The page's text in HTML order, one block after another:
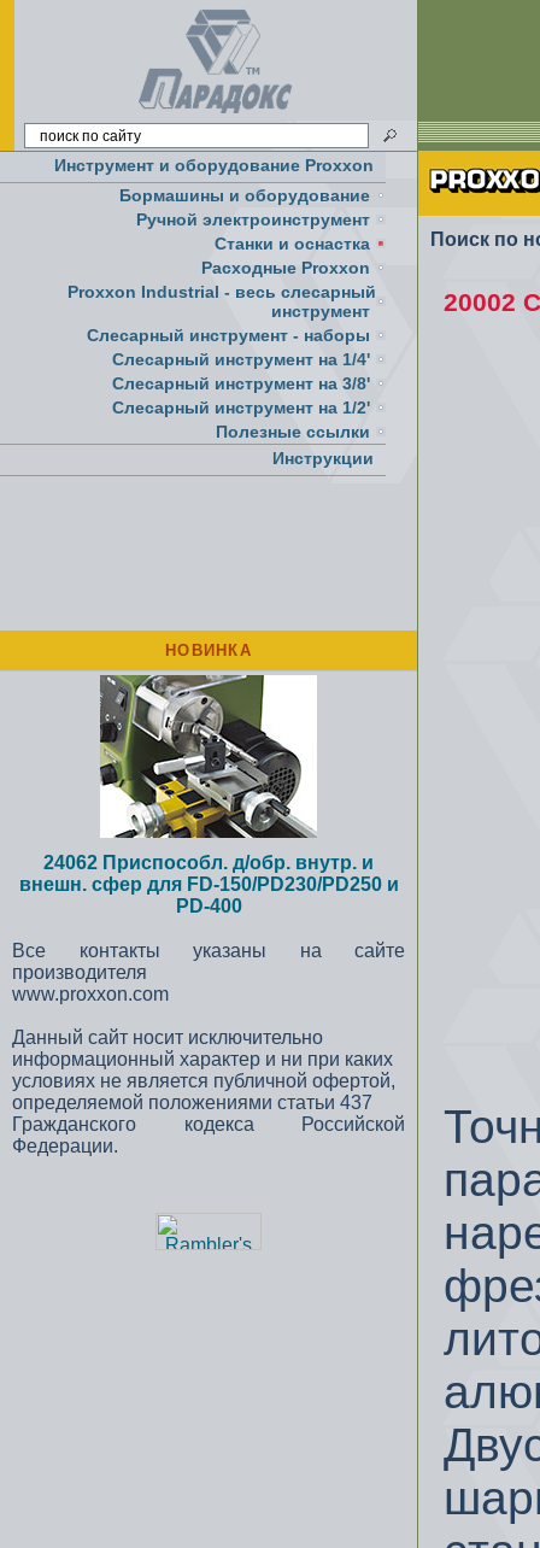
Инструмент и оборудование Proxxon
Бормашины и оборудование
Ручной электроинструмент
Cтанки и оснастка
Расходные Proxxon
Proxxon Industrial - весь слесарный
инструмент
Слесарный инструмент - наборы
Слесарный инструмент на 1/4'
Слесарный инструмент на 3/8'
Слесарный инструмент на 1/2'
Полезные ссылки
Инструкции
НОВИНКА
24062 Приспособл. д/обр. внутр. и
внешн. сфер для FD-150/PD230/PD250 и
PD-400
Все контакты указаны на сайте
производителя
www.proxxon.com
Данный сайт носит исключительно
информационный характер и ни при каких
условиях не является публичной офертой,
определяемой положениями статьи 437
Гражданского кодекса Российской
Федерации.
Поиск по
20002